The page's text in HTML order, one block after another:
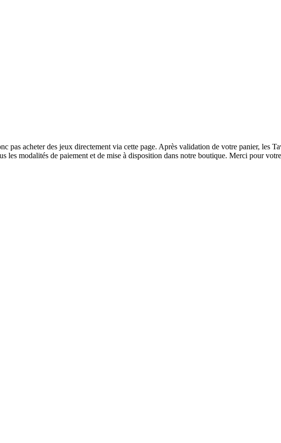
pas acheter des jeux directement via cette page. Après validation de votre panier, les
les modalités de paiement et de mise à disposition dans notre boutique. Merci pour